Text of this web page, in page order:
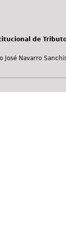
de
José Navarro